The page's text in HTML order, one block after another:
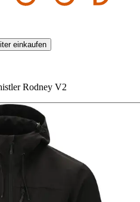
einkaufen
Rodney V2